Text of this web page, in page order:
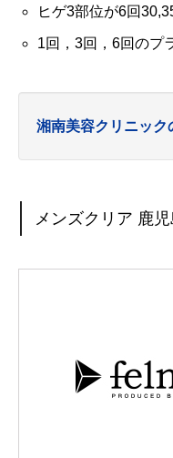
ヒゲ3部位が6回
1回，3回，6回のプ
湘南美容クリニック
メンズクリア 鹿